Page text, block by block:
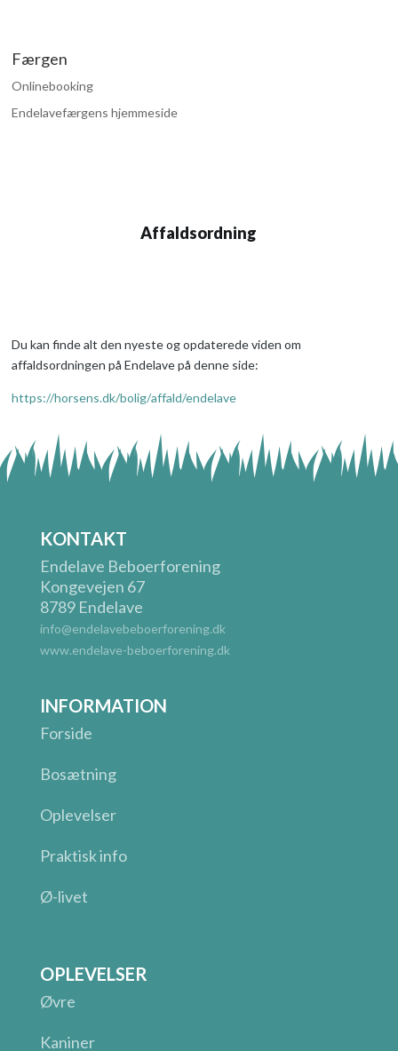
Færgen
Onlinebooking
Endelavefærgens hjemmeside
Affaldsordning
Du kan finde alt den nyeste og opdaterede viden om
affaldsordningen på Endelave på denne side:
https://horsens.dk/bolig/affald/endelave
KONTAKT
Endelave Beboerforening
Kongevejen 67
8789 Endelave
info@endelavebeboerforening.dk
www.endelave-beboerforening.dk
INFORMATION
Forside
Bosætning
Oplevelser
Praktisk info
Ø-livet
OPLEVELSER
Øvre
Kaniner